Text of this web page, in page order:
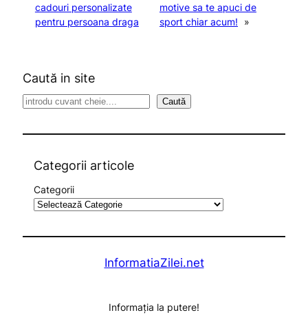
cadouri personalizate
pentru persoana draga
motive sa te apuci de
sport chiar acum!
»
Caută in site
S
Caută
Categorii articole
Categorii
InformatiaZilei.net
Informația la putere!